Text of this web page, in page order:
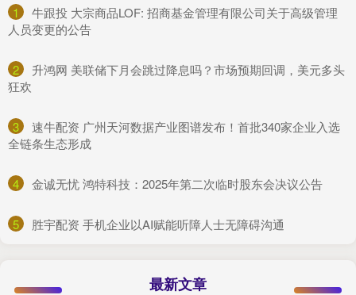
1
​牛跟投 大宗商品LOF: 招商基金管理有限公司关于高级管理
人员变更的公告
2
​升鸿网 美联储下月会跳过降息吗？市场预期回调，美元多头
狂欢
3
​速牛配资 广州天河数据产业图谱发布！首批340家企业入选
全链条生态形成
4 ​金诚无忧 鸿特科技：2025年第二次临时股东会决议公告
5 ​胜宇配资 手机企业以AI赋能听障人士无障碍沟通
最新文章